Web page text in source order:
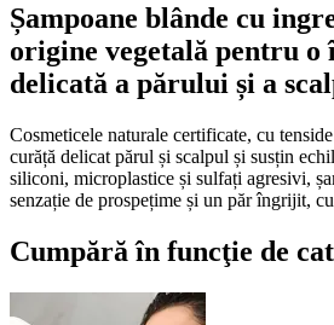
Șampoane blânde cu
origine vegetală pentru
delicată a părului și a
Cosmeticele naturale certificate, cu
curăță delicat părul și scalpul și susțin
siliconi, microplastice și sulfați agresivi,
senzație de prospețime și un păr îngrijit, cu
Cumpără în funcţie de